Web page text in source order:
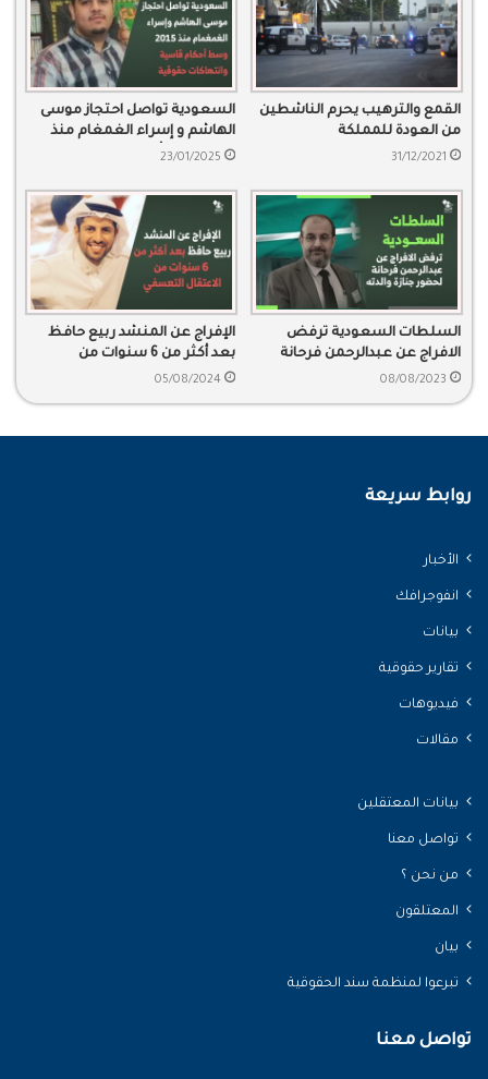
القمع والترهيب يحرم الناشطين
من العودة للمملكة
31/12/2021
السعودية تواصل احتجاز موسى
الهاشم و إسراء الغمغام منذ
2015 وسط أحكام قاسية
23/01/2025
السلطات السعودية ترفض
الافراج عن عبدالرحمن فرحانة
لحضور جنازة والدته
08/08/2023
الإفراج عن المنشد ربيع حافظ
بعد أكثر من 6 سنوات من
الاعتقال التعسفي
05/08/2024
روابط سريعة
الأخبار
انفوجرافك
بيانات
تقارير حقوقية
فيديوهات
مقالات
بيانات المعتقلين
تواصل معنا
من نحن ؟
المعتلقون
بيان
تبرعوا لمنظمة سند الحقوقية
تواصل معنا